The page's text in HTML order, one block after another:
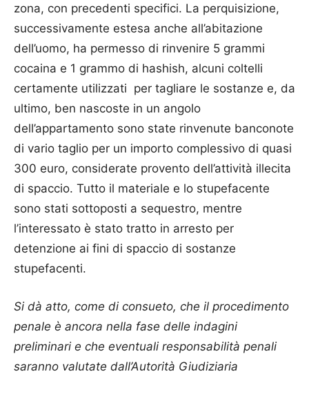
zona, con precedenti specifici. La perquisizione,
successivamente estesa anche all’abitazione
dell’uomo, ha permesso di rinvenire 5 grammi
cocaina e 1 grammo di hashish, alcuni coltelli
certamente utilizzati per tagliare le sostanze e, da
ultimo, ben nascoste in un angolo
dell’appartamento sono state rinvenute banconote
di vario taglio per un importo complessivo di quasi
300 euro, considerate provento dell’attività illecita
di spaccio. Tutto il materiale e lo stupefacente
sono stati sottoposti a sequestro, mentre
l’interessato è stato tratto in arresto per
detenzione ai fini di spaccio di sostanze
stupefacenti.
Si dà atto, come di consueto, che il procedimento
penale è ancora nella fase delle indagini
preliminari e che eventuali responsabilità penali
saranno valutate dall’Autorità Giudiziaria